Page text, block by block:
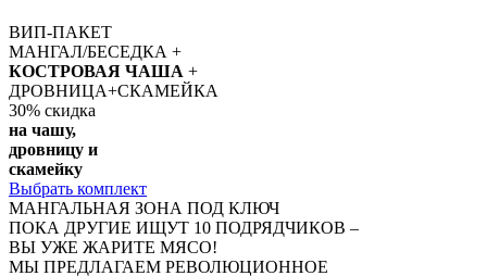
ВИП-ПАКЕТ
МАНГАЛ/БЕСЕДКА +
КОСТРОВАЯ ЧАША +
ДРОВНИЦА+СКАМЕЙКА
30% скидка
на чашу,
дровницу и
скамейку
Выбрать комплект
МАНГАЛЬНАЯ ЗОНА ПОД КЛЮЧ
ПОКА ДРУГИЕ ИЩУТ 10 ПОДРЯДЧИКОВ –
ВЫ УЖЕ ЖАРИТЕ МЯСО!
МЫ ПРЕДЛАГАЕМ РЕВОЛЮЦИОННОЕ